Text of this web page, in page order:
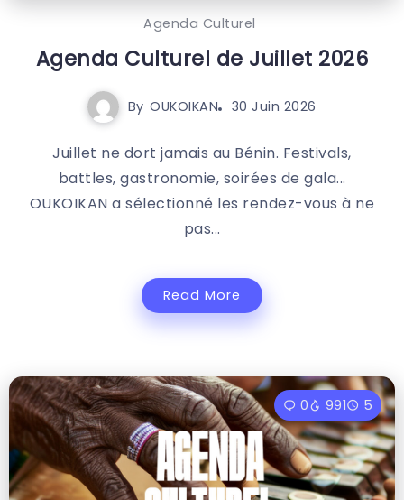
Agenda Culturel
Agenda Culturel de Juillet 2026
By OUKOIKAN 30 Juin 2026
Juillet ne dort jamais au Bénin. Festivals,
battles, gastronomie, soirées de gala...
OUKOIKAN a sélectionné les rendez-vous à ne
pas...
Read More
0 991 5